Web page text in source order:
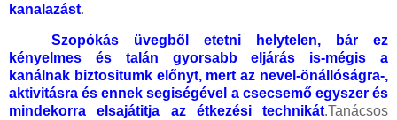
kanalazást.
Szopókás üvegből etetni helytelen, bár ez
kényelmes és talán gyorsabb eljárás is-mégis a
kanálnak biztositumk előnyt, mert az nevel-önállóságra-,
aktivitásra és ennek segiségével a csecsemő egyszer és
mindekorra elsajátitja az étkezési technikát.Tanácsos